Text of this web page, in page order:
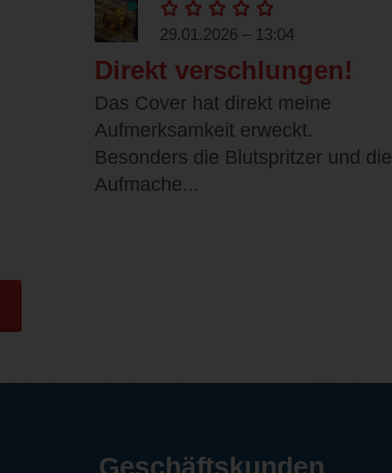
29.01.2026 – 13:04
Direkt verschlungen!
Das Cover hat direkt meine
Aufmerksamkeit erweckt.
Besonders die Blutspritzer und die
Aufmache...